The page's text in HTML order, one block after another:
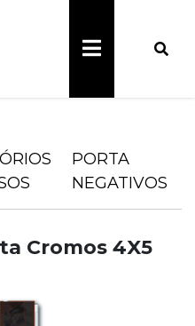
PORTA
NEGATIVOS
Cromos 4X5